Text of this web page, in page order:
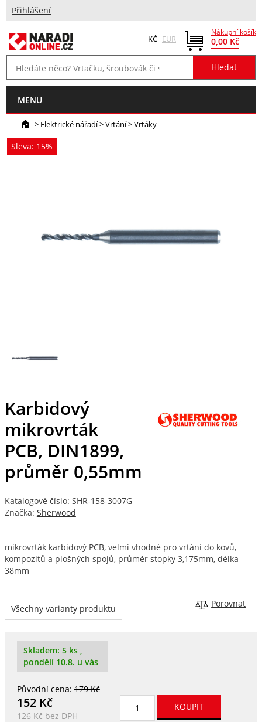
Přihlášení
Nákupní košík
0,00 Kč
KČ EUR
MENU
> Elektrické nářadí>Vrtání>Vrtáky
Sleva: 15%
Karbidový
mikrovrták
PCB, DIN1899,
průměr 0,55mm
Katalogové číslo: SHR-158-3007G
Značka: Sherwood
mikrovrták karbidový PCB, velmi vhodné pro vrtání do kovů,
kompozitů a plošných spojů, průměr stopky 3,175mm, délka
38mm
Porovnat
Všechny varianty produktu
Skladem: 5 ks ,
pondělí 10.8. u vás
Původní cena:179 Kč
152Kč
126 Kč bez DPH